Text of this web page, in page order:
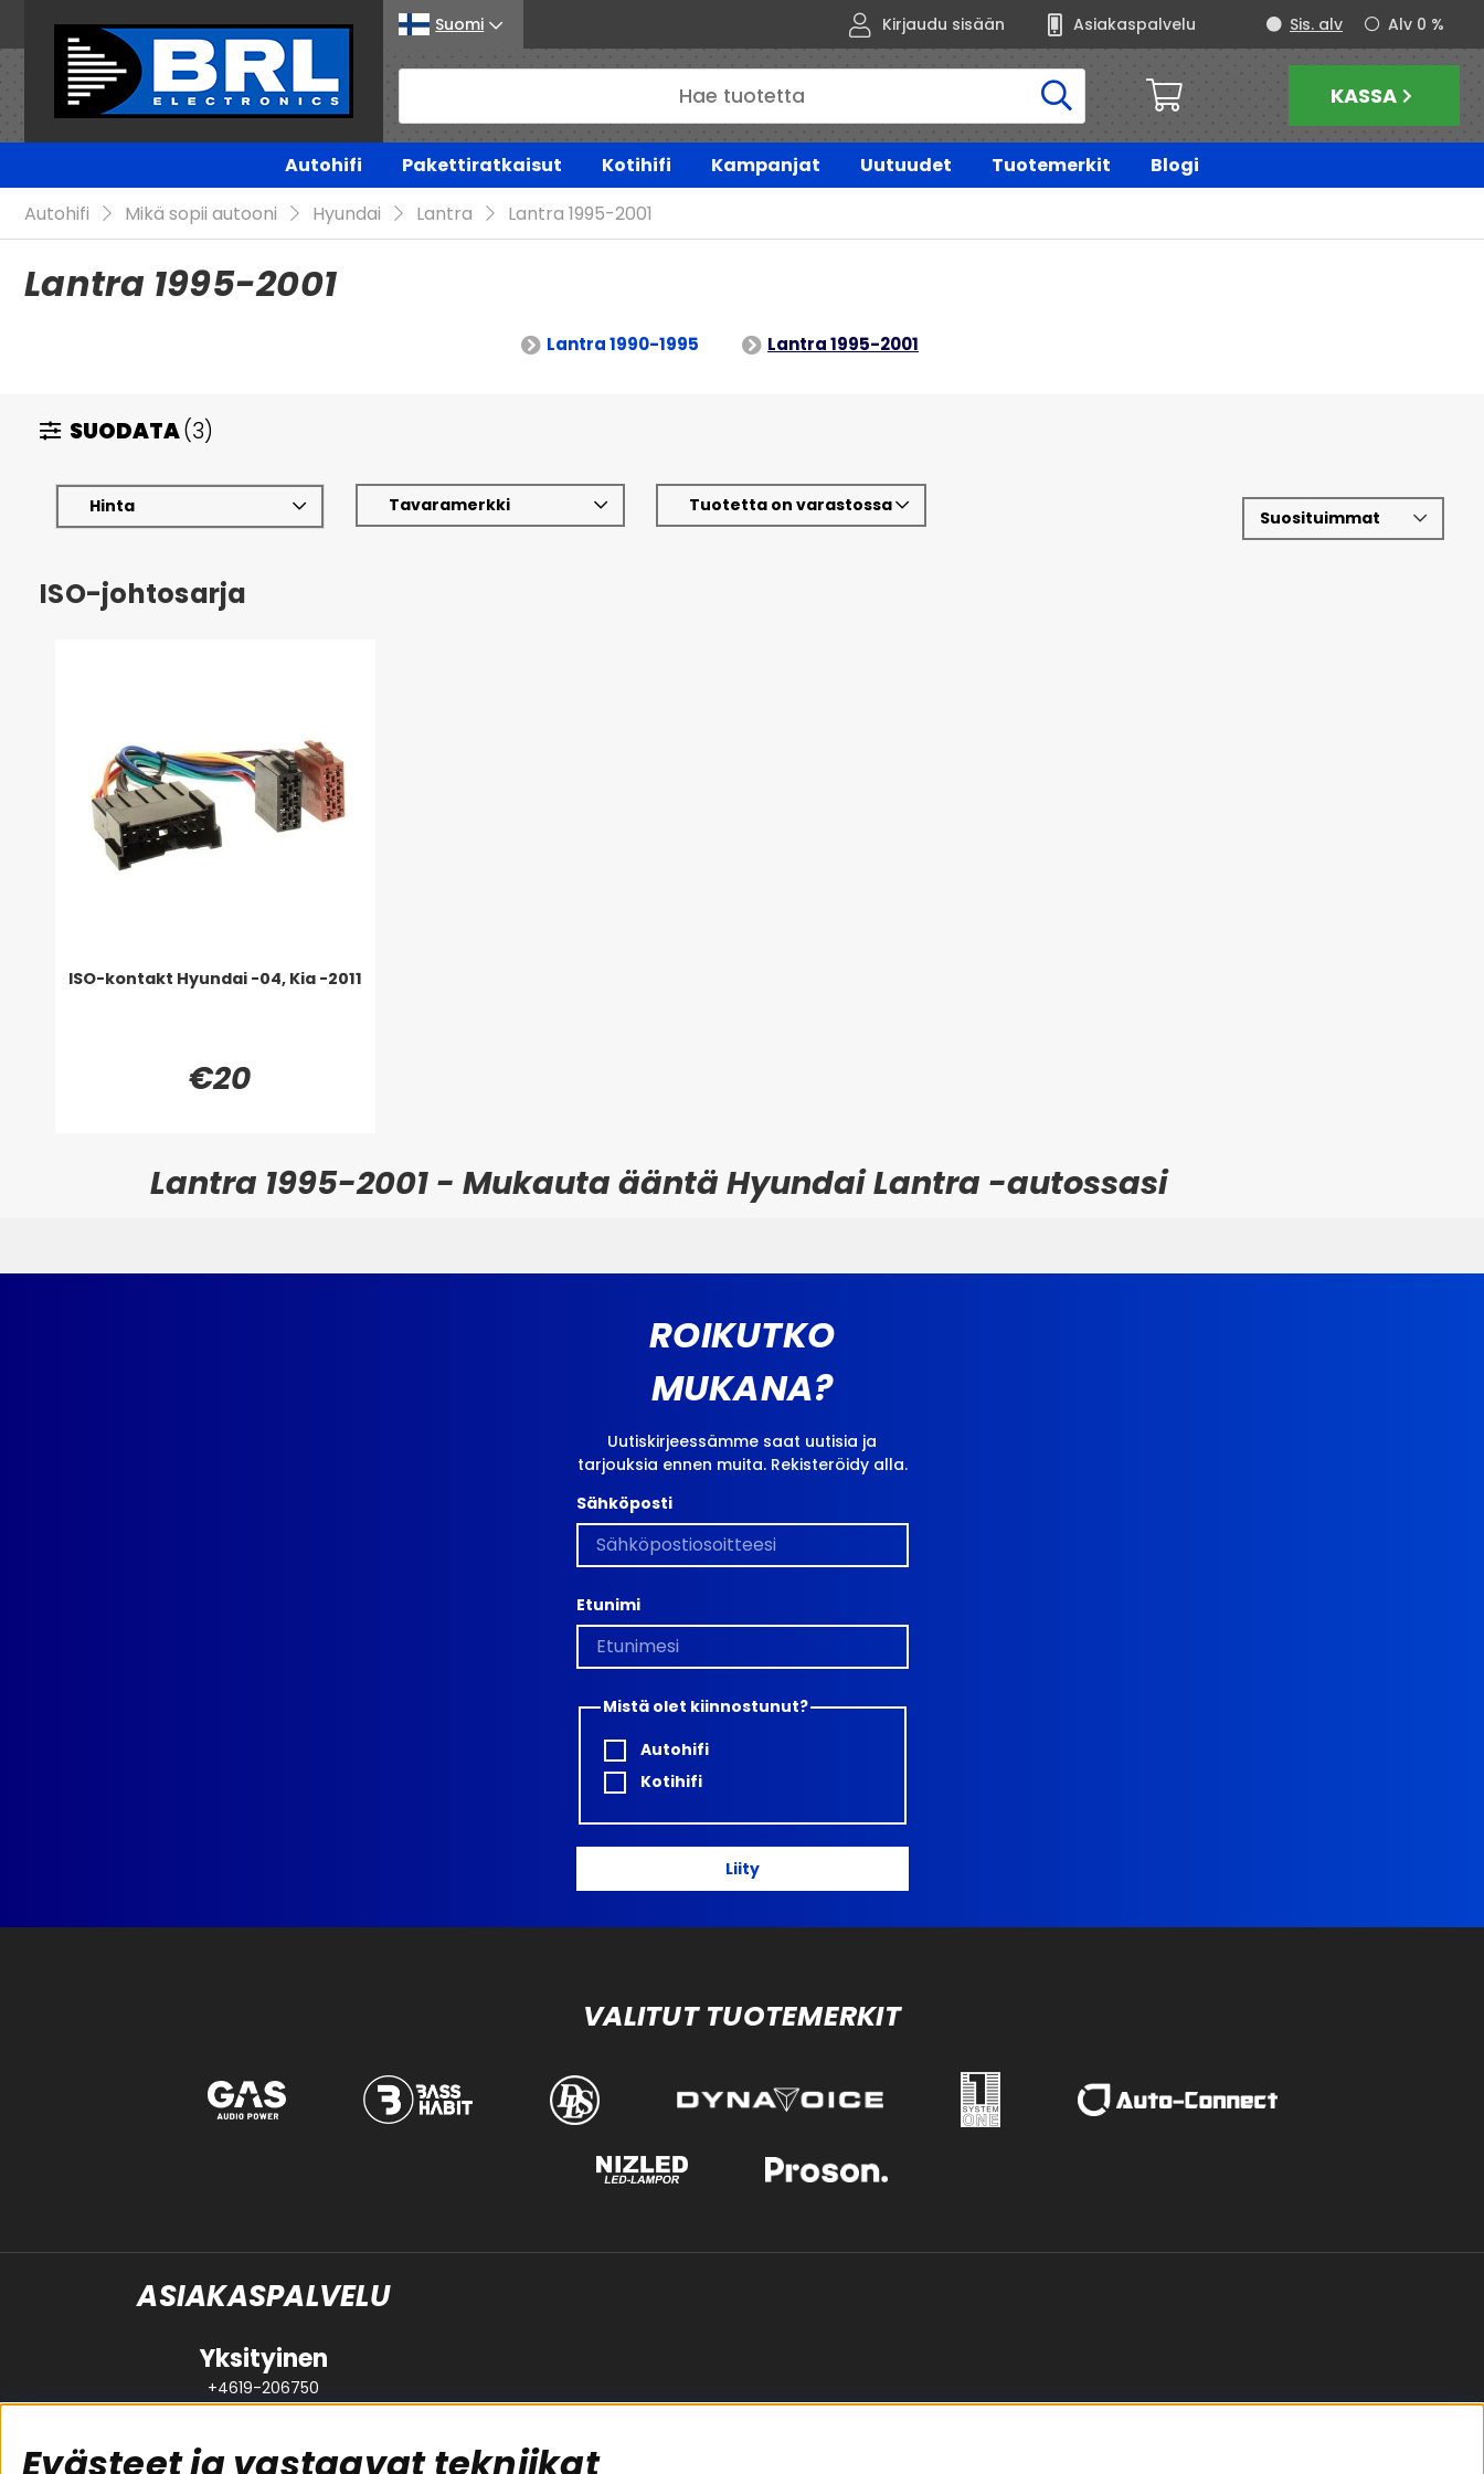
Suomi Kirjaudu sisään Asiakaspalvelu Alv 0 %
Sis. alv
KASSA
Autohifi Pakettiratkaisut Kotihifi Kampanjat Uutuudet Tuotemerkit
Blogi
Autohifi
Mikä sopii autooni Hyundai Lantra Lantra 1995-2001
Lantra 1995-2001
Lantra 1990-1995 Lantra 1995-2001
SUODATA(3)
Hinta Tavaramerkki Tuotetta on varastossa
ISO-johtosarja
ISO-kontakt Hyundai -04, Kia -2011
€20
Lantra 1995-2001 - Mukauta ääntä Hyundai Lantra -autossasi
ROIKUTKO
MUKANA?
Uutiskirjeessämme saat uutisia ja
tarjouksia ennen muita. Rekisteröidy alla.
Sähköposti
Etunimi
Mistä olet kiinnostunut?
Autohifi
Kotihifi
Liity
VALITUT TUOTEMERKIT
ASIAKASPALVELU
Yksityinen
+4619-206750
support@brl.se
Evästeet ja vastaavat tekniikat